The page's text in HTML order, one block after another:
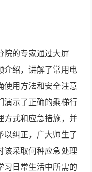
院的专家通过大屏
介绍，讲解了常用电
使用方法和安全注意
演示了正确的乘梯行
方式和应急措施，并
以纠正，广大师生了
该采取何种应急处理
习日常生活中所需的